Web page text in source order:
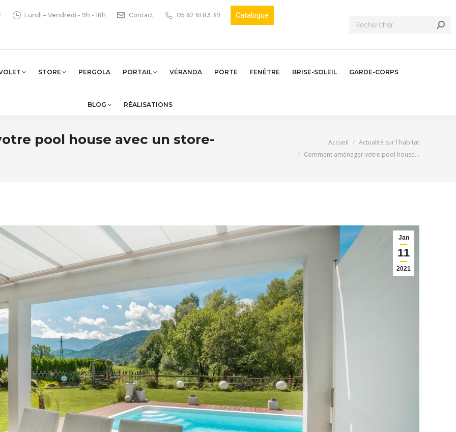
Lundi – Vendredi - 9h - 18h Contact 05 62 61 83 39 Catalogue
Recherche
STORE PERGOLA PORTAIL VÉRANDA PORTE FENÊTRE BRISE-SOLEIL GARDE-CORPS
BLOG RÉALISATIONS
pool house avec un store- Accueil
Actualité sur l'habitat
Comment aménager votre pool house…
Jan
11
2021